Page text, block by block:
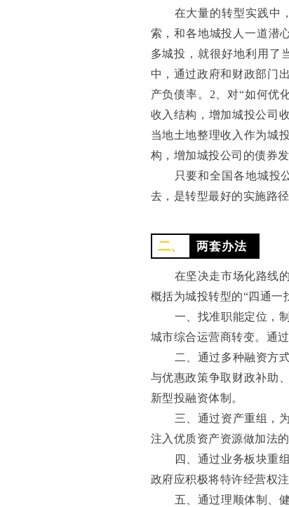
在大量的转型实践中
索，和各地城投人一道潜
多城投，就很好地利用了
中，通过政府和财政部门
产负债率。2、对“如何优
收入结构，增加城投公司
当地土地整理收入作为城
构，增加城投公司的债券
只要和全国各地城投
去，是转型最好的实施路径
二、 两套办法
在坚决走市场化路线
概括为城投转型的“四通一
一、找准职能定位，
城市综合运营商转变。通
二、通过多种融资方
与优惠政策争取财政补助
新型投融资体制。
三、通过资产重组，
注入优质资产资源做加法
四、通过业务板块重
政府应积极将特许经营权
五、通过理顺体制、